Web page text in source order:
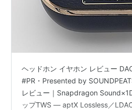
ヘッドホン イヤホン レビュー
#PR・Presented by
レビュー｜Snapdragon
ップTWS — aptX Lossless／